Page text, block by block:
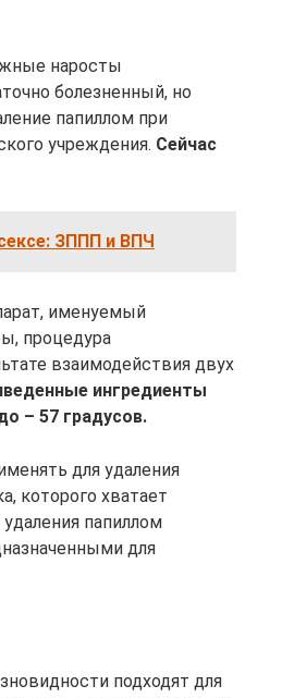
наросты
болезненный, но
папиллом при
учреждения. Сейчас
ЗППП и ВПЧ
именуемый
процедура
взаимодействия двух
ингредиенты
– 57 градусов.
для удаления
которого хватает
папиллом
для
подходят для